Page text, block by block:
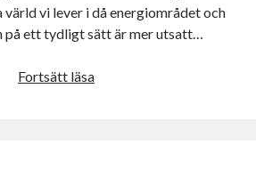
vi lever i då energiområdet och
på ett tydligt sätt är mer utsatt…
Fortsätt läsaNätstationer